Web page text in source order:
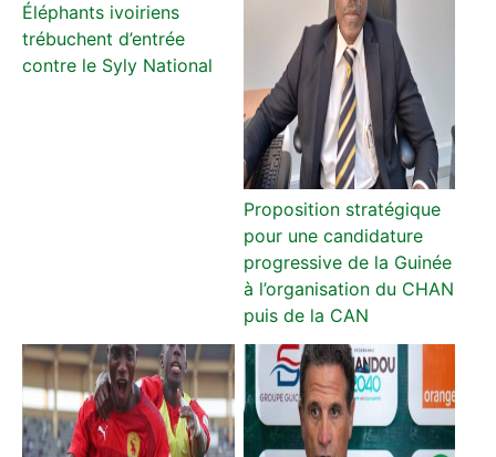
Éléphants ivoiriens
trébuchent d’entrée
contre le Syly National
Proposition stratégique
pour une candidature
progressive de la Guinée
à l’organisation du CHAN
puis de la CAN